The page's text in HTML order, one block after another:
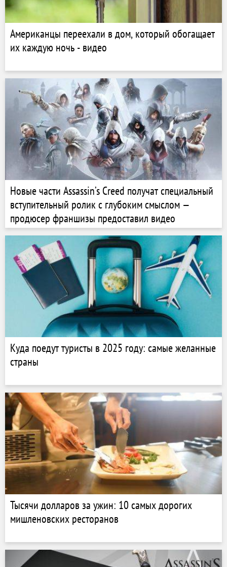
Американцы переехали в дом, который обогащает
их каждую ночь - видео
Новые части Assassin’s Creed получат специальный
вступительный ролик с глубоким смыслом —
продюсер франшизы предоставил видео
Куда поедут туристы в 2025 году: самые желанные
страны
Тысячи долларов за ужин: 10 самых дорогих
мишленовских ресторанов